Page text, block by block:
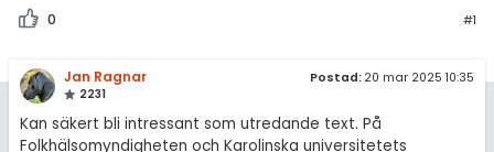
0 #1
Jan Ragnar
2231
Postad: 20 mar 2025 10:35
Kan säkert bli intressant som utredande text. På
Folkhälsomyndigheten och Karolinska universitetets
Topplistor
Regler
språk